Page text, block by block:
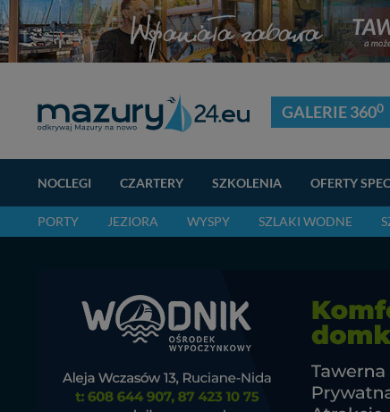
GALERIE 3600
NOCLEGI CZARTERY SZKOLENIA OFERTY
PORTY JEZIORA WYSPY SZLAKI WODNE